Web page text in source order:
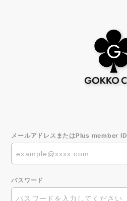
メールアドレスまたはPlus member ID
パスワード